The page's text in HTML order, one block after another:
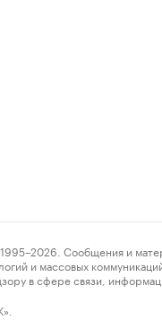
Сообщения и
и массовых
в сфере связи,